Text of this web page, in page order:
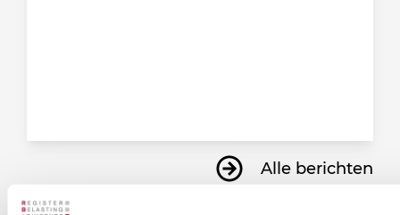
Alle berichten